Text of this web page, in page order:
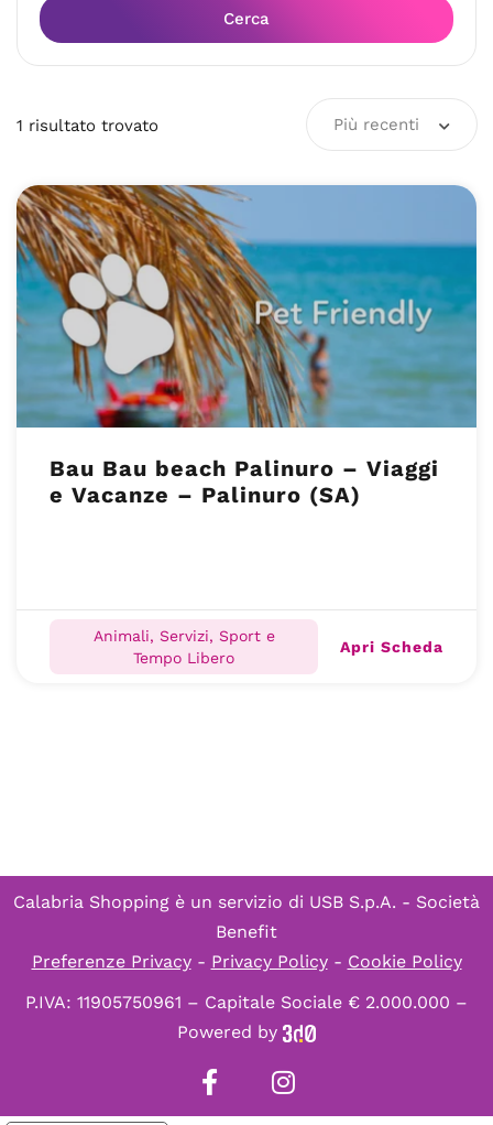
Cerca
1 risultato trovato Più recenti
Bau Bau beach Palinuro – Viaggi
e Vacanze – Palinuro (SA)
Animali, Servizi, Sport e
Tempo Libero
Apri Scheda
Calabria Shopping è un servizio di USB S.p.A. - Società
Benefit
Preferenze Privacy- Privacy Policy- Cookie Policy
P.IVA: 11905750961 – Capitale Sociale € 2.000.000 –
Powered by